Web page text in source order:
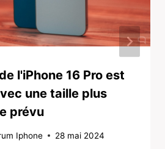
l'iPhone 16 Pro est
une taille plus
prévu
Iphone 28 mai 2024